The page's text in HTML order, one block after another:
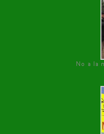
No a la